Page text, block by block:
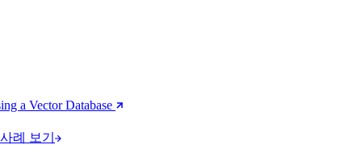
a Vector Database
례 보기